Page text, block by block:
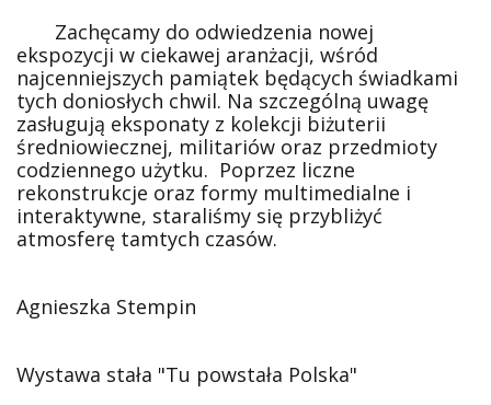
Zachęcamy do odwiedzenia nowej
ekspozycji w ciekawej aranżacji, wśród
najcenniejszych pamiątek będących świadkami
tych doniosłych chwil. Na szczególną uwagę
zasługują eksponaty z kolekcji biżuterii
średniowiecznej, militariów oraz przedmioty
codziennego użytku. Poprzez liczne
rekonstrukcje oraz formy multimedialne i
interaktywne, staraliśmy się przybliżyć
atmosferę tamtych czasów.
Agnieszka Stempin
Wystawa stała "Tu powstała Polska"